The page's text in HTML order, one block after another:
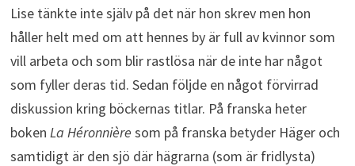
Lise tänkte inte själv på det när hon skrev men hon
håller helt med om att hennes by är full av kvinnor som
vill arbeta och som blir rastlösa när de inte har något
som fyller deras tid. Sedan följde en något förvirrad
diskussion kring böckernas titlar. På franska heter
boken La Héronnière som på franska betyder Häger och
samtidigt är den sjö där hägrarna (som är fridlysta)